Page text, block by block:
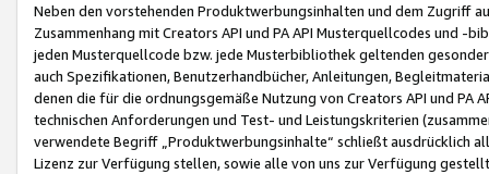
Neben den vorstehenden Produktwerbungsinhalten und dem Zugriff
Zusammenhang mit Creators API und PA API Musterquellcodes und
jeden Musterquellcode bzw. jede Musterbibliothek geltenden
auch Spezifikationen, Benutzerhandbücher, Anleitungen,
denen die für die ordnungsgemäße Nutzung von Creators API und PA
technischen Anforderungen und Test- und Leistungskriterien
verwendete Begriff „Produktwerbungsinhalte“ schließt ausdrücklich
Lizenz zur Verfügung stellen, sowie alle von uns zur Verfügung